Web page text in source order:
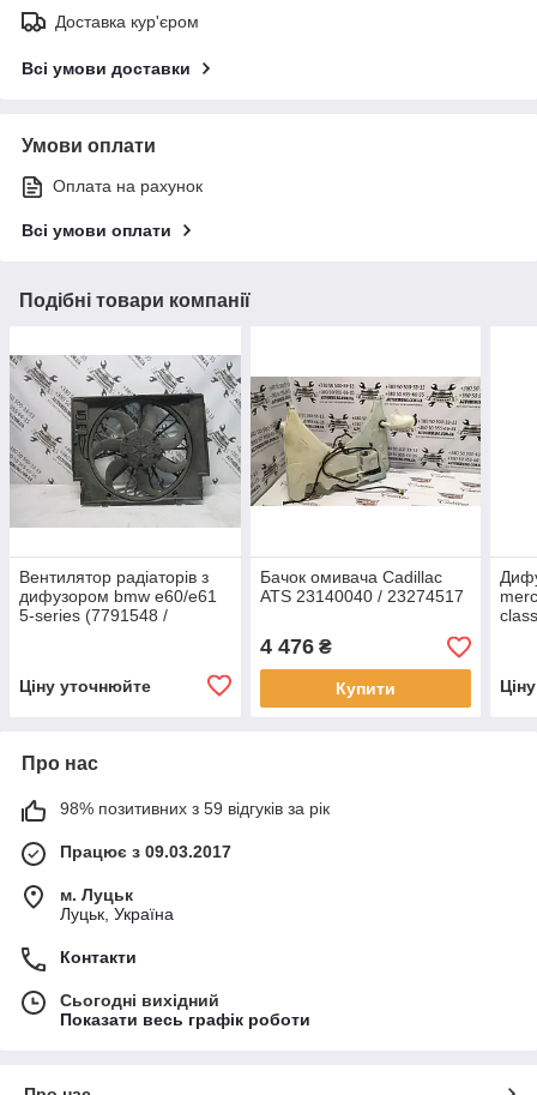
Доставка кур'єром
Всі умови доставки
Умови оплати
Оплата на рахунок
Всі умови оплати
Подібні товари компанії
Вентилятор радіаторів з
дифузором bmw e60/e61
5-series (7791548 /
Ціну уточнюйте
Бачок омивача Cadillac
ATS 23140040 / 23274517
4 476₴
Купити
Про нас
98% позитивних з 59 відгуків за рік
Працює з 09.03.2017
м. Луцьк
Луцьк, Україна
Контакти
Сьогодні вихідний
Показати весь графік роботи